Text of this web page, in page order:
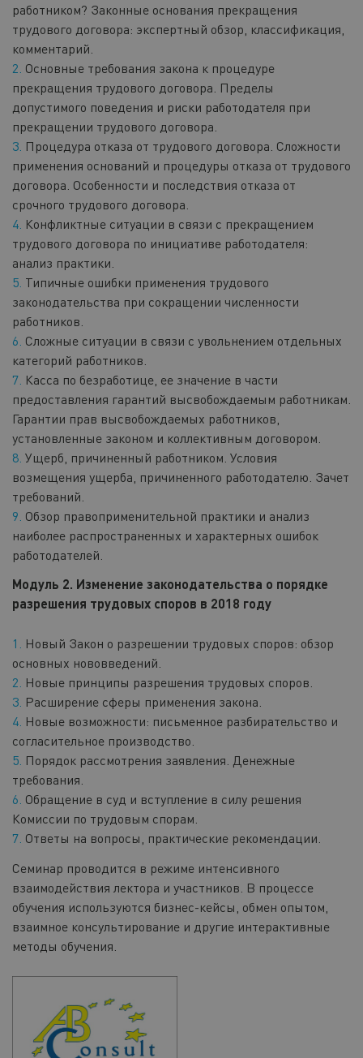
работником? Законные основания прекращения
трудового договора: экспертный обзор, классификация,
комментарий.
Основные требования закона к процедуре
прекращения трудового договора. Пределы
допустимого поведения и риски работодателя при
прекращении трудового договора.
Процедура отказа от трудового договора. Сложности
применения оснований и процедуры отказа от трудового
договора. Особенности и последствия отказа от
срочного трудового договора.
Конфликтные ситуации в связи с прекращением
трудового договора по инициативе работодателя:
анализ практики.
Типичные ошибки применения трудового
законодательства при сокращении численности
работников.
Сложные ситуации в связи с увольнением отдельных
категорий работников.
Касса по безработице, ее значение в части
предоставления гарантий высвобождаемым работникам.
Гарантии прав высвобождаемых работников,
установленные законом и коллективным договором.
Ущерб, причиненный работником. Условия
возмещения ущерба, причиненного работодателю. Зачет
требований.
Обзор правоприменительной практики и анализ
наиболее распространенных и характерных ошибок
работодателей.
Модуль 2. Изменение законодательства о порядке
разрешения трудовых споров в 2018 году
Новый Закон о разрешении трудовых споров: обзор
основных нововведений.
Новые принципы разрешения трудовых споров.
Расширение сферы применения закона.
Новые возможности: письменное разбирательство и
согласительное производство.
Порядок рассмотрения заявления. Денежные
требования.
Обращение в суд и вступление в силу решения
Комиссии по трудовым спорам.
Ответы на вопросы, практические рекомендации.
Семинар проводится в режиме интенсивного
взаимодействия лектора и участников. В процессе
обучения используются бизнес-кейсы, обмен опытом,
взаимное консультирование и другие интерактивные
методы обучения.